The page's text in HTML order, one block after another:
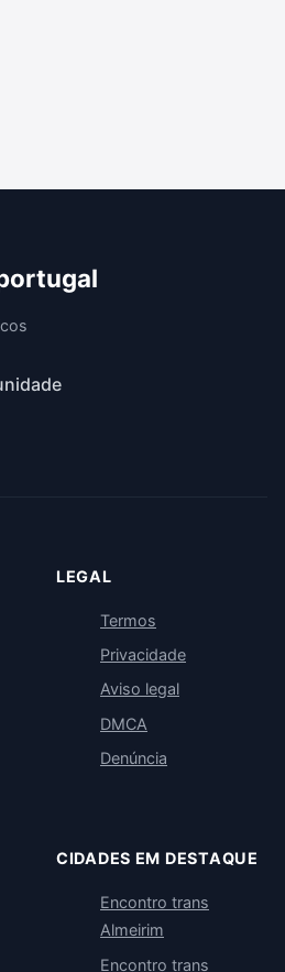
LEGAL
Termos
Privacidade
Aviso legal
DMCA
Denúncia
CIDADES EM DESTAQUE
Encontro trans
Almeirim
Encontro trans